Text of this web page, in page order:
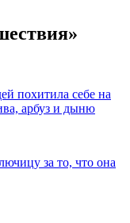
похитила себе на
арбуз и дыню
за то, что она